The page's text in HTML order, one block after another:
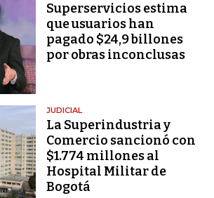
Superservicios estima
que usuarios han
pagado $24,9 billones
por obras inconclusas
JUDICIAL
La Superindustria y
Comercio sancionó con
$1.774 millones al
Hospital Militar de
Bogotá